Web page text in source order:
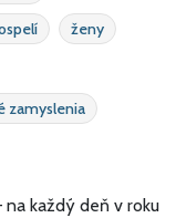
ženy
zamyslenia
na každý deň v roku